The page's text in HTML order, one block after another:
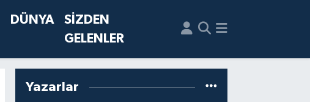
DÜNYA
SİZDEN
GELENLER
Yazarlar